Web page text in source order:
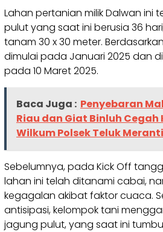
Lahan pertanian milik Dalwan ini
pulut yang saat ini berusia 36
tanam 30 x 30 meter.
dimulai pada Januari 2025 dan
pada 10 Maret 2025.
Baca Juga : Penyebaran
Riau dan Giat Binluh
Wilkum Polsek Teluk Meranti
Sebelumnya, pada Kick Off
lahan ini telah ditanami cabai,
kegagalan akibat faktor cuaca.
antisipasi, kelompok tani
jagung pulut, yang saat ini